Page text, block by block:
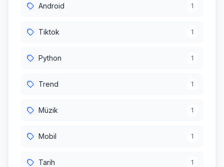
Android 1
Tiktok 1
Python 1
Trend 1
Müzik 1
Mobil 1
Tarih 1